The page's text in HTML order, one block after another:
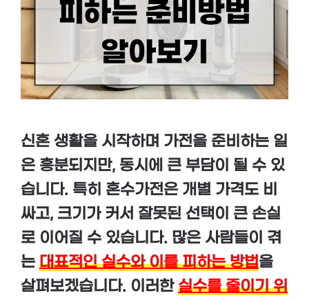
신혼 생활을 시작하며 가전을 준비하는 일
은 흥분되지만, 동시에 큰 부담이 될 수 있
습니다. 특히 혼수가전은 개별 가격도 비
싸고, 크기가 커서 잘못된 선택이 큰 손실
로 이어질 수 있습니다. 많은 사람들이 겪
는 대표적인 실수와 이를 피하는 방법을
살펴보겠습니다. 이러한실수를 줄이기 위